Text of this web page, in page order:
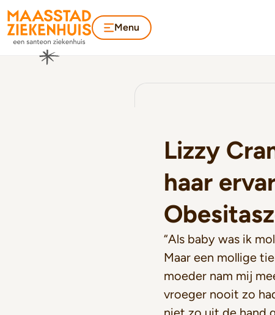
Menu
Lizzy
haar
“Als baby was ik
Maar een mollige
moeder nam mij
vroeger nooit zo